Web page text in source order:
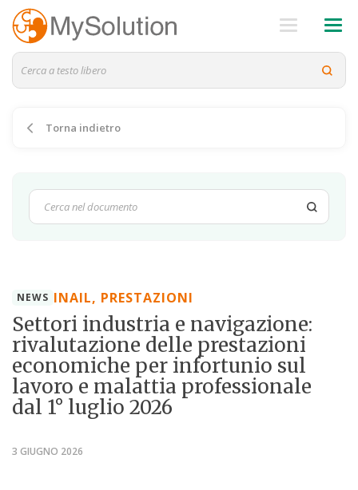
Torna indietro
NEWS INAIL, PRESTAZIONI
Settori industria e navigazione:
rivalutazione delle prestazioni
economiche per infortunio sul
lavoro e malattia professionale
dal 1° luglio 2026
3 GIUGNO 2026